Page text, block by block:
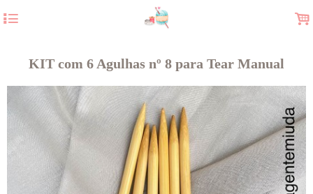
4 .
KIT com 6 Agulhas nº 8 para Tear Manual